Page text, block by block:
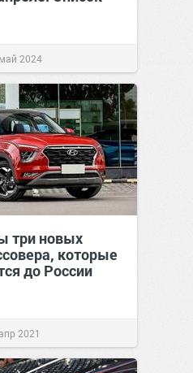
2024
три новых
которые
до России
2021